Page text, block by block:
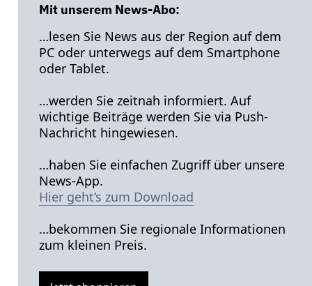
Mit unserem News-Abo:
…lesen Sie News aus der Region auf dem
PC oder unterwegs auf dem Smartphone
oder Tablet.
…werden Sie zeitnah informiert. Auf
wichtige Beiträge werden Sie via Push-
Nachricht hingewiesen.
…haben Sie einfachen Zugriff über unsere
News-App.
Hier geht’s zum Download
…bekommen Sie regionale Informationen
zum kleinen Preis.